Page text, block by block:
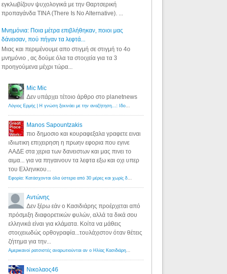
εγκλωβίζουν ψυχολογικά με την Θαρτσερική
προπαγάνδα TINA (There Is No Alternative). ...
Μνημόνια: Ποια μέτρα επιβλήθηκαν, ποιοι μας
δάνεισαν, πού πήγαν τα λεφτά...
Μιας και περιμένουμε απο στιγμή σε στιγμή το 4ο
μνημόνιο , ας δούμε όλα τα στοιχεία για τα 3
προηγούμενα μέχρι τώρα...
Mic Mic
Δεν υπάρχει τέτοιο άρθρο στο planetnews
Λόγιος Ερμής | Η γνώση ξεκινάει με την αναζήτηση...: Ιδού οι 18 που χρωστούν 11 δις ευρώ!
Manos Sapountzakis
πιο δημοσιο και κουραφεξαλα γραφετε ειναι
ιδιωτικη επιχειρηση η πρωην εφορια που εγινε
ΑΑΔΕ στα χερια των δανειστων και μας πινει το
αιμα... για να πηγαινουν τα λεφτα εξω και οχι υπερ
του Ελληνικου...
Εφορία: Κατάσχονται όλα ύστερα από 30 μέρες και χωρίς δικαστικές αποφάσεις - Λόγιος Ερμής
Αντώνης
Δεν ξέρω εάν ο Κασιδιάρης προέρχεται από
πρόσμιξη διαφορετικών φυλών, αλλά τα δικά σου
ελληνικά είναι για κλάματα. Κοίτα να μάθεις
στοιχειωδώς ορθογραφία...τουλάχιστον όταν θέτεις
ζήτημα για την...
Αμερικανοί ρατσιστές αναρωτιούνται αν ο Ηλίας Κασιδιάρης ανήκει στη λευκή φυλή... - Λόγιος Ερμής
Νικολαος46